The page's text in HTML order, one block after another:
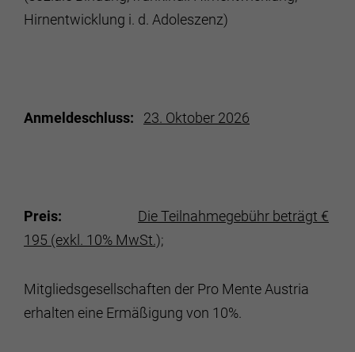
Hirnentwicklung i. d. Adoleszenz)
Anmeldeschluss: 23. Oktober 2026
Preis:
Die Teilnahmegebühr beträgt €
195 (exkl. 10% MwSt.);
Mitgliedsgesellschaften der Pro Mente Austria
erhalten eine Ermäßigung von 10%.